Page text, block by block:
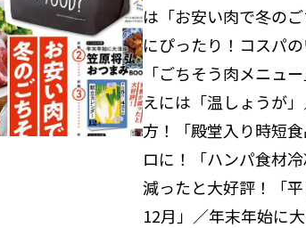
は「お安い肉で冬の
にぴったり！コスパ
「ごちそう肉メニュ
えには「温しょうが
方！「殿堂入り時短
ロに！「ハンパ食材
減ったと大好評！「
12月」／年末年始に